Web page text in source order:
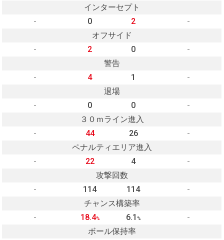
インターセプト
-
0 2
-
オフサイド
-
2 0
-
警告
-
4 1
-
退場
-
0 0
-
３０ｍライン進入
-
44 26
-
ペナルティエリア進入
-
22 4
-
攻撃回数
-
114 114
-
チャンス構築率
-
18.4% 6.1%
-
ボール保持率